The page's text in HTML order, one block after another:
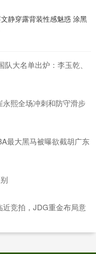
静穿露背装性感魅惑 涂黑
大名单出炉：李玉乾、
熙全场冲刺和防守滑步
最大黑马被曝欲截胡广东
近竞拍，JDG重金布局意